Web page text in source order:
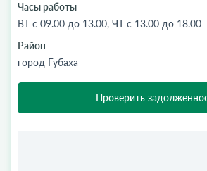
Часы работы
ВТ с 09.00 до 13.00, ЧТ с 13.00 до 18.00
Район
город Губаха
Проверить